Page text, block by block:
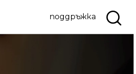
поддръжка